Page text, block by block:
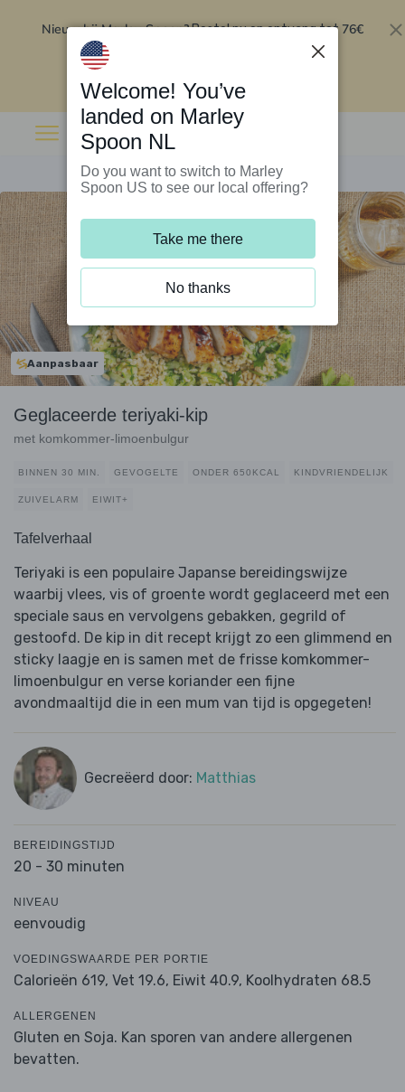
Nieuw bij Marley Spoon?Bestel nu en ontvang tot 76€
Aanpasbaar
Geglaceerde teriyaki-kip
met komkommer-limoenbulgur
BINNEN 30 MIN. GEVOGELTE ONDER 650KCAL KINDVRIENDELIJK
ZUIVELARM EIWIT+
Tafelverhaal
Teriyaki is een populaire Japanse bereidingswijze
waarbij vlees, vis of groente wordt geglaceerd met een
speciale saus en vervolgens gebakken, gegrild of
gestoofd. De kip in dit recept krijgt zo een glimmend en
sticky laagje en is samen met de frisse komkommer-
limoenbulgur en verse koriander een fijne
avondmaaltijd die in een mum van tijd is opgegeten!
Gecreëerd door: Matthias
BEREIDINGSTIJD
20 - 30 minuten
NIVEAU
eenvoudig
VOEDINGSWAARDE PER PORTIE
Calorieën 619, Vet 19.6, Eiwit 40.9, Koolhydraten 68.5
ALLERGENEN
Gluten en Soja. Kan sporen van andere allergenen
bevatten.
Welcome! You’ve
landed on Marley
Spoon NL
Do you want to switch to Marley
Spoon US to see our local offering?
Take me there
No thanks